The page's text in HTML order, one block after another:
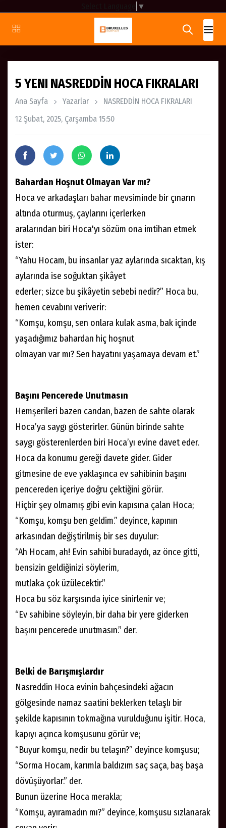
▼
5 YENI NASREDDİN HOCA FIKRALARI
Ana Sayfa Yazarlar
NASREDDİN HOCA FIKRALARI
12 Şubat, 2025, Çarşamba 15:50
Bahardan Hoşnut Olmayan Var mı?
Hoca ve arkadaşları bahar mevsiminde bir çınarın
altında oturmuş, çaylarını içerlerken
aralarından biri Hoca'yı sözüm ona imtihan etmek
ister:
“Yahu Hocam, bu insanlar yaz aylarında sıcaktan, kış
aylarında ise soğuktan şikâyet
ederler; sizce bu şikâyetin sebebi nedir?” Hoca bu,
hemen cevabını veriverir:
“Komşu, komşu, sen onlara kulak asma, bak içinde
yaşadığımız bahardan hiç hoşnut
olmayan var mı? Sen hayatını yaşamaya devam et.”
Başını Pencerede Unutmasın
Hemşerileri bazen candan, bazen de sahte olarak
Hoca’ya saygı gösterirler. Günün birinde sahte
saygı gösterenlerden biri Hoca’yı evine davet eder.
Hoca da konumu gereği davete gider. Gider
gitmesine de eve yaklaşınca ev sahibinin başını
pencereden içeriye doğru çektiğini görür.
Hiçbir şey olmamış gibi evin kapısına çalan Hoca;
“Komşu, komşu ben geldim.” deyince, kapının
arkasından değiştirilmiş bir ses duyulur:
“Ah Hocam, ah! Evin sahibi buradaydı, az önce gitti,
bensizin geldiğinizi söylerim,
mutlaka çok üzülecektir.”
Hoca bu söz karşısında iyice sinirlenir ve;
“Ev sahibine söyleyin, bir daha bir yere giderken
başını pencerede unutmasın.” der.
Belki de Barışmışlardır
Nasreddin Hoca evinin bahçesindeki ağacın
gölgesinde namaz saatini beklerken telaşlı bir
şekilde kapısının tokmağına vurulduğunu işitir. Hoca,
kapıyı açınca komşusunu görür ve;
“Buyur komşu, nedir bu telaşın?” deyince komşusu;
“Sorma Hocam, karımla baldızım saç saça, baş başa
dövüşüyorlar.” der.
Bunun üzerine Hoca merakla;
“Komşu, ayıramadın mı?” deyince, komşusu sızlanarak